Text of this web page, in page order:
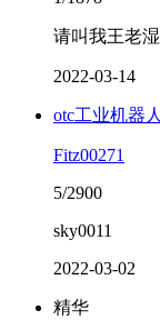
请叫我王老湿
2022-03-14
otc工业机器人
Fitz00271
5/2900
sky0011
2022-03-02
精华